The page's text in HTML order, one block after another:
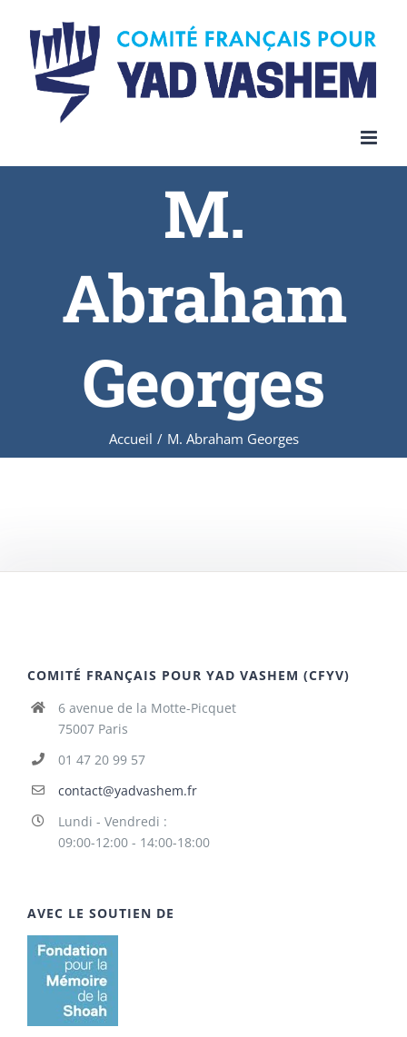
content
M.
Abraham
Georges
Accueil / M. Abraham Georges
COMITÉ FRANÇAIS POUR YAD VASHEM (CFYV)
6 avenue de la Motte-Picquet
75007 Paris
01 47 20 99 57
contact@yadvashem.fr
Lundi - Vendredi :
09:00-12:00 - 14:00-18:00
AVEC LE SOUTIEN DE